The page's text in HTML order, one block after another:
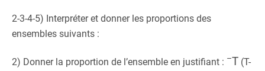
2-3-4-5) Interpréter et donner les proportions des
ensembles suivants :
2) Donner la proportion de l’ensemble en justifiant : –T (T-